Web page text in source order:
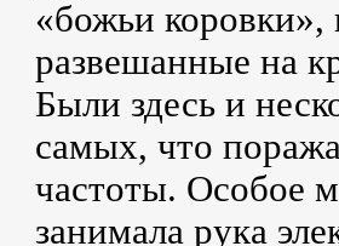
«божьи коровки»,
развешанные на
Были здесь и
самых, что
частоты. Особое
занимала рука